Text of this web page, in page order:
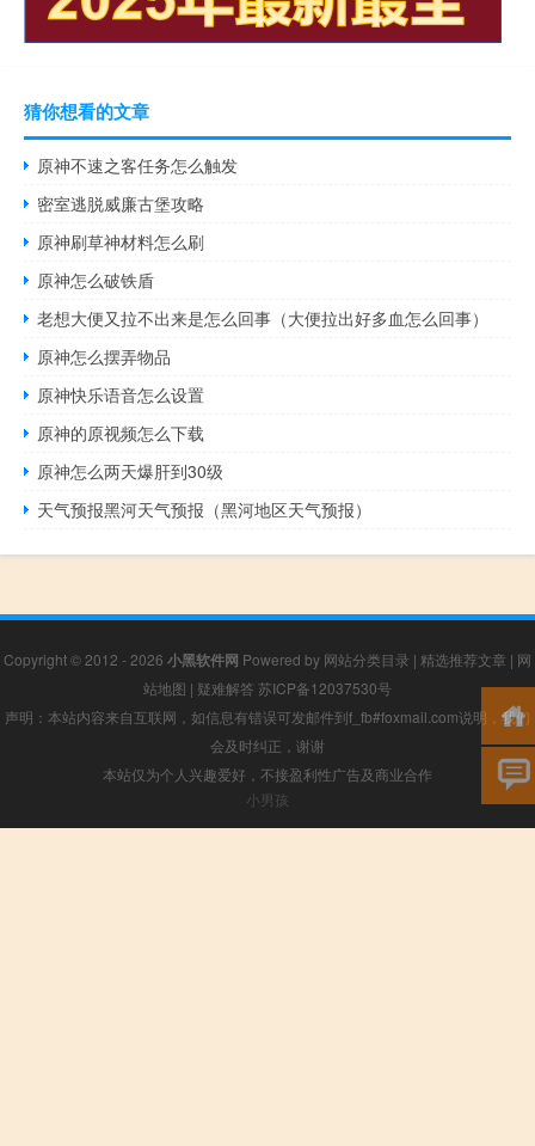
猜你想看的文章
原神不速之客任务怎么触发
密室逃脱威廉古堡攻略
原神刷草神材料怎么刷
原神怎么破铁盾
老想大便又拉不出来是怎么回事（大便拉出好多血怎么回事）
原神怎么摆弄物品
原神快乐语音怎么设置
原神的原视频怎么下载
原神怎么两天爆肝到30级
天气预报黑河天气预报（黑河地区天气预报）
Copyright © 2012 - 2026 小黑软件网 Powered by 网站分类目录 | 精选推荐文章 | 网
站地图 | 疑难解答 苏ICP备12037530号
声明：本站内容来自互联网，如信息有错误可发邮件到f_fb#foxmail.com说明，我们
会及时纠正，谢谢
本站仅为个人兴趣爱好，不接盈利性广告及商业合作
小男孩